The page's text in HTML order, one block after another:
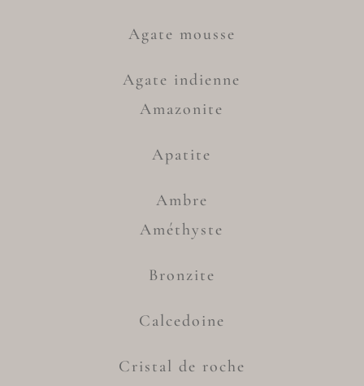
Agate mousse
Agate indienne
Amazonite
Apatite
Ambre
Améthyste
Bronzite
Calcedoine
Cristal de roche